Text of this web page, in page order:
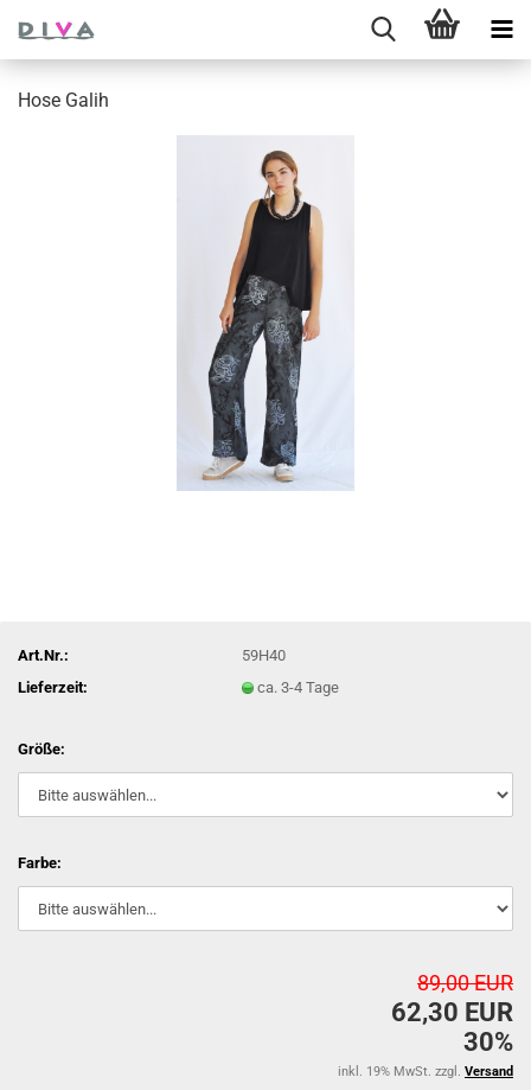
Hose Galih
Art.Nr.:
59H40
Lieferzeit:
ca. 3-4 Tage
Größe:
Farbe:
89,00 EUR
62,30 EUR
30%
inkl. 19% MwSt. zzgl. Versand